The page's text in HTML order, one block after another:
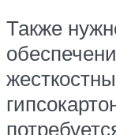
Также